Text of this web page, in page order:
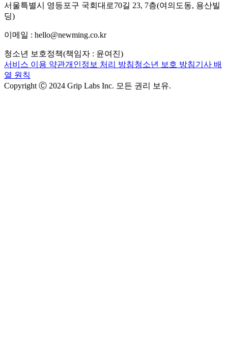
서울특별시 영등포구 국회대로70길 23, 7층(여의도동, 용산빌
딩)
이메일 : hello@newming.co.kr
청소년 보호정책(책임자 : 윤여진)
서비스 이용 약관개인정보 처리 방침청소년 보호 방침기사 배
열 원칙
Copyright Ⓒ 2024 Grip Labs Inc. 모든 권리 보유.